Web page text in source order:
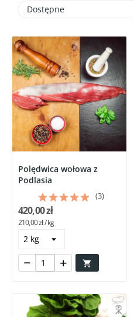
Dostępne
Polędwica wołowa z
Podlasia
(3)

420,00 zł
210,00 zł / kg